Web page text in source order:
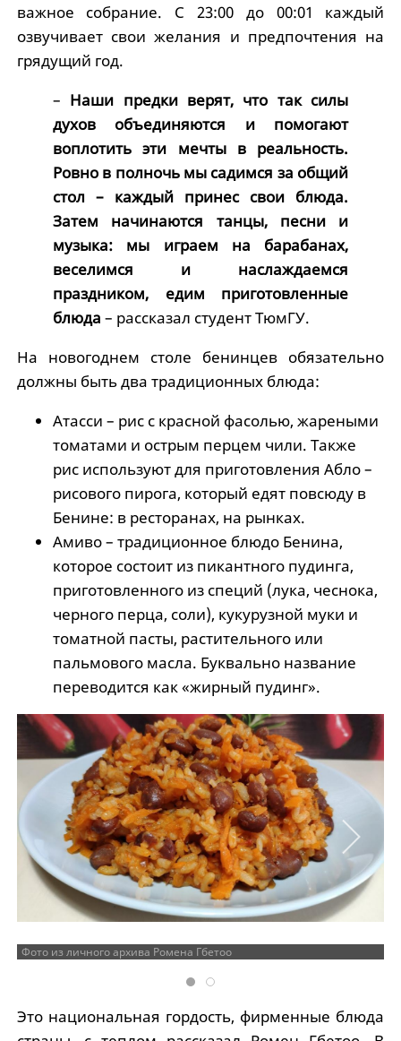
важное собрание. С 23:00 до 00:01 каждый
озвучивает свои желания и предпочтения на
грядущий год.
– Наши предки верят, что так силы
духов объединяются и помогают
воплотить эти мечты в реальность.
Ровно в полночь мы садимся за общий
стол – каждый принес свои блюда.
Затем начинаются танцы, песни и
музыка: мы играем на барабанах,
веселимся и наслаждаемся
праздником, едим приготовленные
блюда – рассказал студент ТюмГУ.
На новогоднем столе бенинцев обязательно
должны быть два традиционных блюда:
Атасси – рис с красной фасолью, жареными
томатами и острым перцем чили. Также
рис используют для приготовления Абло –
рисового пирога, который едят повсюду в
Бенине: в ресторанах, на рынках.
Амиво – традиционное блюдо Бенина,
которое состоит из пикантного пудинга,
приготовленного из специй (лука, чеснока,
черного перца, соли), кукурузной муки и
томатной пасты, растительного или
пальмового масла. Буквально название
переводится как «жирный пудинг».
Фото из личного архива Ромена Гбетоо
Это национальная гордость, фирменные блюда